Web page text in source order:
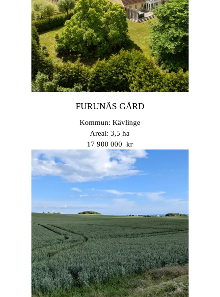
FURUNÄS GÅRD
Kommun: Kävlinge
Areal: 3,5 ha
17 900 000 kr